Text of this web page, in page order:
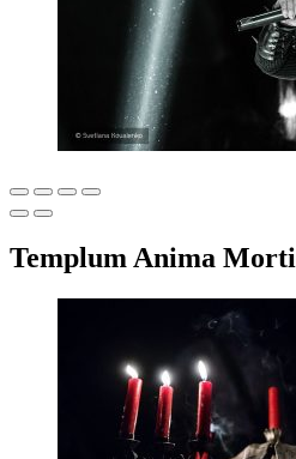
Templum Anima Morti